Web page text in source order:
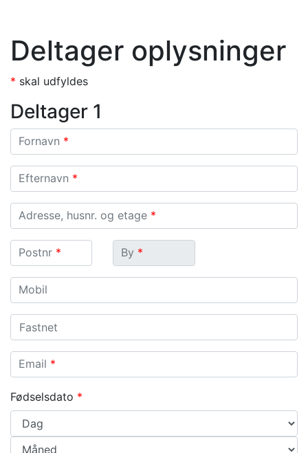
Deltager oplysninger
* skal udfyldes
Deltager 1
Fornavn
Fornavn *
Efternavn
Efternavn *
Adresse, husnr. og etage
Adresse, husnr. og etage *
Postnr.
Postnr * ByBy *
Mobil
Mobil
Fastnet
Email
Email *
Fødselsdato *